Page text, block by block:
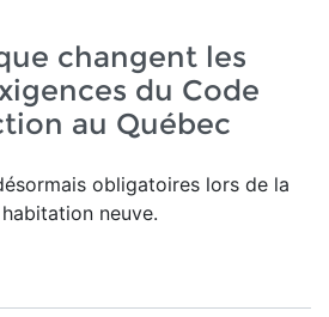
changent les
du Code
au Québec
obligatoires lors de la
neuve.